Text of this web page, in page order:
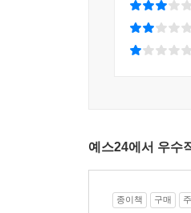
“자존감이 정말
비유하고 있다. “
무기력에 빠진 사
예스24에서 우수
종이책 구매